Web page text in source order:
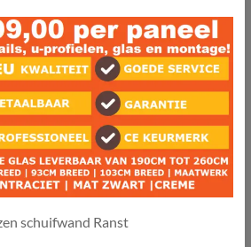
schuifwand Ranst